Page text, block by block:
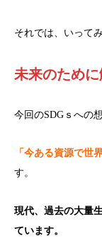
それでは、いって
未来のために
今回のSDGｓへの
「今ある資源で世
す。
現代、過去の大量
ています。